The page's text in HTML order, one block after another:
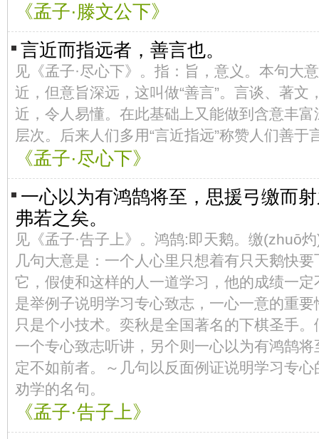
《孟子·滕文公下》
言近而指远者，善言也。
见《孟子·尽心下》。指：旨，意义。本句大
近，但意旨深远，这叫做“善言”。言谈、著文
近，令人易懂。在此基础上又能做到含意丰
层次。后来人们多用“言近指远”称赞人们善于
《孟子·尽心下》
一心以为有鸿鹄将至，思援弓缴而
弗若之矣。
见《孟子·告子上》。鸿鹄:即天鹅。缴(zhuō
几句大意是：一个人心里只想着有只天鹅快
它，假使和这样的人一道学习，他的成绩一
是举例子说明学习专心致志，一心一意的重
只是个小技术。奕秋是全国著名的下棋圣手
一个专心致志听讲，另个则一心以为有鸿鹄
定不如前者。～几句以反面例证说明学习专
劝学的名句。
《孟子·告子上》